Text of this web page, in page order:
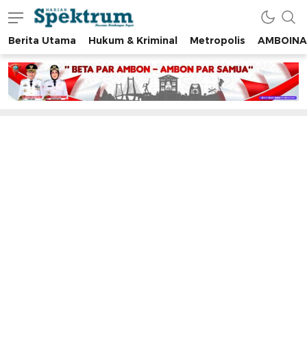
spektrumonline.com
Berita Utama Hukum & Kriminal Metropolis AMBOINA